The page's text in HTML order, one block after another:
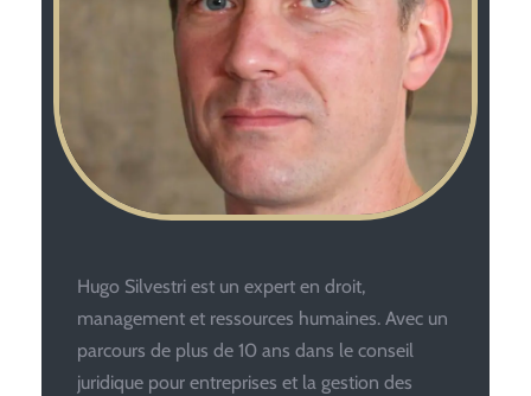
Hugo Silvestri est un expert en droit,
management et ressources humaines. Avec un
parcours de plus de 10 ans dans le conseil
juridique pour entreprises et la gestion des